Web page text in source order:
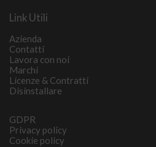
Link Utili
Azienda
Contatti
Lavora con noi
Marchi
Licenze & Contratti
Disinstallare
GDPR
Privacy policy
Cookie policy